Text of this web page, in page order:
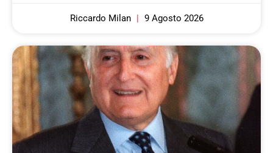
Riccardo Milan 9 Agosto 2026